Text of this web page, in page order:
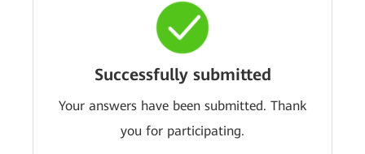
Successfully submitted
Your answers have been submitted. Thank
you for participating.